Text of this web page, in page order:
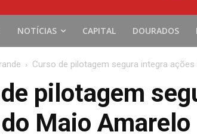
NOTÍCIAS CAPITAL DOURADOS
Curso de pilotagem segura integra
pilotagem
Maio Amarelo